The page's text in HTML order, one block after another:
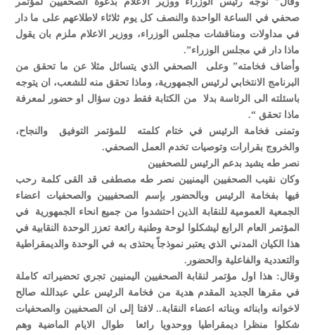
صحفي في الساعة الواحدة والنصف كل يوم ثلاثاء لاطلاعهم على ما دار
في مداولات ومناقشات مجلس الوزراء، ووزير الاعلام ملزم بان يقول
ماذا دار في مجلس الوزراء”.
وأضاف فخامته” وعلى الصحفي الذي يتسائل مثلا عن ما تحقق من
البرنامج الانتخابي لرئيس الجمهورية، وماذا تحقق منه للشعب، ان يتوجه
باسئلته الى الرئاسة بدلا من الكتابة فقط دون سؤال او حضور لمعرفة
ماذا تحقق “.
وتمنى فخامة الرئيس في ختام كلمته للمؤتمر التوفيق والنجاح،
والخروج بقرارات وتوصيات تخدم العمل الصحفي.
نصر طه يشيد بدعم الرئيس للصحفيين
وكان نقيب الصحفيين اليمنيين نصر طه مصطفى قد القى كلمة رحب
فيها بفخامة الرئيس وبالحضور بإسم الصحفييين والصحفيات اعضاء
الجمعية العمومية للنقابة الذين احتشدوا من جميع انحاء الجمهورية في
المؤتمر العام الرابع ليشكلوا لوحة وطنية رائعة تعزز الوحدة النقابية في
هذا الكيان المدني الذي يعتبر نموذجاً يحتذى به في الوحدة والديمقراطية
والتعددية والفاعلية والحضور.
وقال: هذا اول مؤتمر لنقابة الصحفيين اليمنيين تجري تحضيراته كاملة
في مقرها الجديد المقدم هدية من فخامة الرئيس علي عبدالله صالح
لاخوانه وابنائه وبناته اعضاء النقابة.. لافتا إلى ان الصحفيين والصحفيات
شكلوا منظرا ديمقراطيا ووحدويا رائعا طوال الايام الماضية وهم